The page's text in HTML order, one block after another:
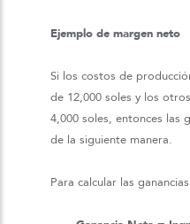
Ejemplo de margen neto
Si los costos de
de 12,000 soles y los
4,000 soles, entonces las
de la siguiente manera.
Para calcular las